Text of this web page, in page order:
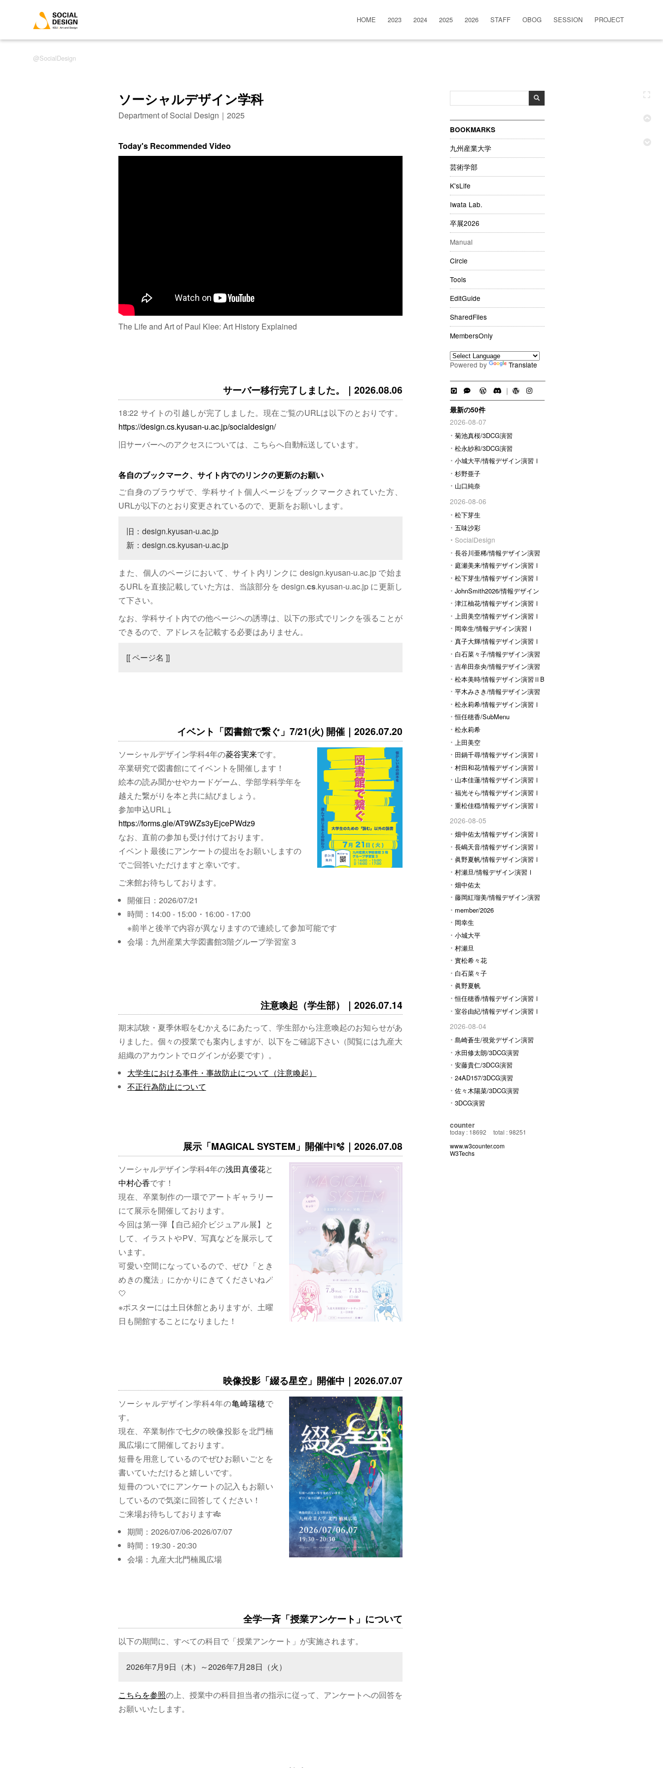
SocialDesign
HOME 2023 2024 2025 2026 STAFF OBOG SESSION PROJECT
BOOKMARKS
九州産業大学
芸術学部
K'sLife
Iwata Lab.
卒展2026
Manual
Circle
Tools
EditGuide
SharedFiles
MembersOnly
Powered by Translate
｜
最新の50件
2026-08-07
菊池真桜/3DCG演習
松永紗和/3DCG演習
小城大平/情報デザイン演習Ⅰ
杉野亜子
山口純奈
2026-08-06
松下芽生
五味沙彩
SocialDesign
長谷川亜稀/情報デザイン演習
Ⅰ 庭瀬美来/情報デザイン演習Ⅰ
松下芽生/情報デザイン演習Ⅰ
JohnSmith2026/情報デザイン
演習I
津江柚花/情報デザイン演習Ⅰ
上田美空/情報デザイン演習Ⅰ
岡幸生/情報デザイン演習Ⅰ
真子大輝/情報デザイン演習Ⅰ
白石菜々子/情報デザイン演習
Ⅰ 吉牟田奈央/情報デザイン演習
Ⅰ 松本美時/情報デザイン演習ⅡB
平木みさき/情報デザイン演習
Ⅰ 松永莉希/情報デザイン演習Ⅰ
恒任穂香/SubMenu
松永莉希
上田美空
田鍋千尋/情報デザイン演習Ⅰ
村田和花/情報デザイン演習Ⅰ
山本佳蓮/情報デザイン演習Ⅰ
福光そら/情報デザイン演習Ⅰ
重松佳穏/情報デザイン演習Ⅰ
2026-08-05
畑中佑太/情報デザイン演習Ⅰ
長嶋天音/情報デザイン演習Ⅰ
眞野夏帆/情報デザイン演習Ⅰ
村瀬旦/情報デザイン演習Ⅰ
畑中佑太
藤岡紅瑠美/情報デザイン演習
Ⅰ member/2026
岡幸生
小城大平
村瀬旦
實松希々花
白石菜々子
眞野夏帆
恒任穂香/情報デザイン演習Ⅰ
室谷由紀/情報デザイン演習Ⅰ
2026-08-04
島崎蒼生/視覚デザイン演習
水田修太朗/3DCG演習
安藤貴仁/3DCG演習
24AD157/3DCG演習
佐々木陽菜/3DCG演習
3DCG演習
counter
today : 18692
total : 98251
www.w3counter.com
W3Techs
ソーシャルデザイン学科
Department of Social Design｜2025
Today's Recommended Video
The Life and Art of Paul Klee: Art History Explained
サーバー移行完了しました。｜2026.08.06
18:22 サイトの引越しが完了しました。現在ご覧のURLは以下のとおりです。
https://design.cs.kyusan-u.ac.jp/socialdesign/
旧サーバーへのアクセスについては、こちらへ自動転送しています。
各自のブックマーク、サイト内でのリンクの更新のお願い
ご自身のブラウザで、学科サイト個人ページをブックマークされていた方、
URLが以下のとおり変更されているので、更新をお願いします。
旧：design.kyusan-u.ac.jp
新：design.cs.kyusan-u.ac.jp
また、個人のページにおいて、サイト内リンクに design.kyusan-u.ac.jp で始ま
るURLを直接記載していた方は、当該部分を design.cs.kyusan-u.ac.jp に更新し
て下さい。
なお、学科サイト内での他ページへの誘導は、以下の形式でリンクを張ることが
できるので、アドレスを記載する必要はありません。
[[ ページ名 ]]
イベント「図書館で繋ぐ」7/21(火) 開催｜2026.07.20
ソーシャルデザイン学科4年の菱谷実来です。
卒業研究で図書館にてイベントを開催します！
絵本の読み聞かせやカードゲーム、学部学科学年を
越えた繋がりを本と共に結びましょう。
参加申込URL↓
https://forms.gle/AT9WZs3yEjcePWdz9
なお、直前の参加も受け付けております。
イベント最後にアンケートの提出をお願いしますの
でご回答いただけますと幸いです。
ご来館お待ちしております。
開催日：2026/07/21
時間：14:00 - 15:00・16:00 - 17:00
※前半と後半で内容が異なりますので連続して参加可能です
会場：九州産業大学図書館3階グループ学習室３
注意喚起（学生部）｜2026.07.14
期末試験・夏季休暇をむかえるにあたって、学生部から注意喚起のお知らせがあ
りました。個々の授業でも案内しますが、以下をご確認下さい（閲覧には九産大
組織のアカウントでログインが必要です）。
大学生における事件・事故防止について（注意喚起）
不正行為防止について
展示「MAGICAL SYSTEM」開催中❕🫧｜2026.07.08
ソーシャルデザイン学科4年の浅田真優花と
中村心香です！
現在、卒業制作の一環でアートギャラリー
にて展示を開催しております。
今回は第一弾【自己紹介ビジュアル展】と
して、イラストやPV、写真などを展示して
います。
可愛い空間になっているので、ぜひ「とき
めきの魔法」にかかりにきてくださいね🪄
🤍
※ポスターには土日休館とありますが、土曜
日も開館することになりました！
映像投影「綴る星空」開催中｜2026.07.07
ソーシャルデザイン学科4年の亀崎瑞穂で
す。
現在、卒業制作で七夕の映像投影を北門楠
風広場にて開催しております。
短冊を用意しているのでぜひお願いごとを
書いていただけると嬉しいです。
短冊のついでにアンケートの記入もお願い
しているので気楽に回答してください！
ご来場お待ちしております🎋
期間：2026/07/06-2026/07/07
時間：19:30 - 20:30
会場：九産大北門楠風広場
全学一斉「授業アンケート」について
以下の期間に、すべての科目で「授業アンケート」が実施されます。
2026年7月9日（木）～2026年7月28日（火）
こちらを参照の上、授業中の科目担当者の指示に従って、アンケートへの回答を
お願いいたします。